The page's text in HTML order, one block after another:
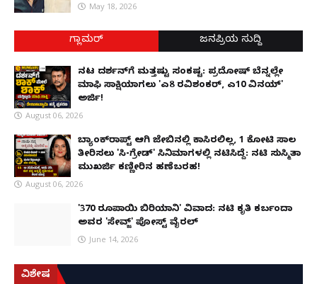
May 18, 2026
ಗ್ಲಾಮರ್ ಜನಪ್ರಿಯ ಸುದ್ದಿ
ನಟ ದರ್ಶನ್‌ಗೆ ಮತ್ತಷ್ಟು ಸಂಕಷ್ಟ: ಪ್ರದೋಷ್ ಬೆನ್ನಲ್ಲೇ
ಮಾಫಿ ಸಾಕ್ಷಿಯಾಗಲು 'ಎ8 ರವಿಶಂಕರ್, ಎ10 ವಿನಯ್'
ಅರ್ಜಿ!
August 06, 2026
ಬ್ಯಾಂಕ್‌ರಾಪ್ಟ್‌ ಆಗಿ ಜೇಬಿನಲ್ಲಿ ಕಾಸಿರಲಿಲ್ಲ, ₹1 ಕೋಟಿ ಸಾಲ
ತೀರಿಸಲು 'ಸಿ-ಗ್ರೇಡ್' ಸಿನಿಮಾಗಳಲ್ಲಿ ನಟಿಸಿದ್ದೆ: ನಟಿ ಸುಸ್ಮಿತಾ
ಮುಖರ್ಜಿ ಕಣ್ಣೀರಿನ ಹಣೆಬರಹ!
August 06, 2026
'370 ರೂಪಾಯಿ ಬಿರಿಯಾನಿ' ವಿವಾದ: ನಟಿ ಕೃತಿ ಕರ್ಬಂದಾ
ಅವರ 'ಸೇವ್ಜ್' ಪೋಸ್ಟ್ ವೈರಲ್
June 14, 2026
ವಿಶೇಷ